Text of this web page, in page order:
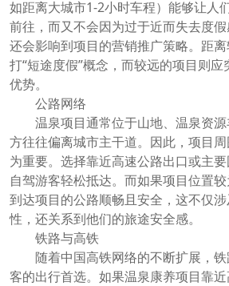
如距离大城市1-2小时车程）能够让人
前往，而又不会因为过于近而失去度
还会影响到项目的营销推广策略。距
打“短途度假”概念，而较远的项目则应
优势。
公路网络
温泉项目通常位于山地、温泉资
方往往偏离城市主干道。因此，项目
为重要。选择靠近高速公路出口或主
自驾游客轻松抵达。而如果项目位置
到达项目的公路顺畅且安全，这不仅
性，还关系到他们的旅途安全感。
铁路与高铁
随着中国高铁网络的不断扩展，
客的出行首选。如果温泉康养项目靠